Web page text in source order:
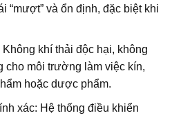
“mượt” và ổn định, đặc biệt khi
khí thải độc hại, không
cho môi trường làm việc kín,
hoặc dược phẩm.
xác: Hệ thống điều khiển